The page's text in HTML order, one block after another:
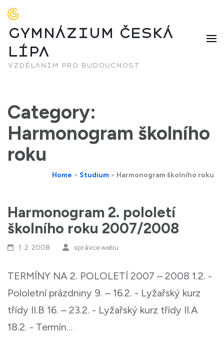
GYMNÁZIUM ČESKÁ
LÍPA
vzděláním pro budoucnost
Category:
Harmonogram školního
roku
Home > Studium > Harmonogram školního roku
Harmonogram 2. pololetí
školního roku 2007/2008
1. 2. 2008 správce webu
TERMÍNY NA 2. POLOLETÍ 2007 – 2008 1.2. -
Pololetní prázdniny 9. – 16.2. - Lyžařský kurz
třídy II.B 16. – 23.2. - Lyžařský kurz třídy II.A
18.2. - Termín…